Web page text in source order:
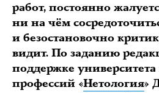
работ, постоянно
ни на чём
и безостановочно
видит. По заданию
поддержке
профессий «Нетология»